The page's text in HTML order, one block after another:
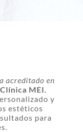
acreditado en
Clínica MEI.
y
estéticos
para